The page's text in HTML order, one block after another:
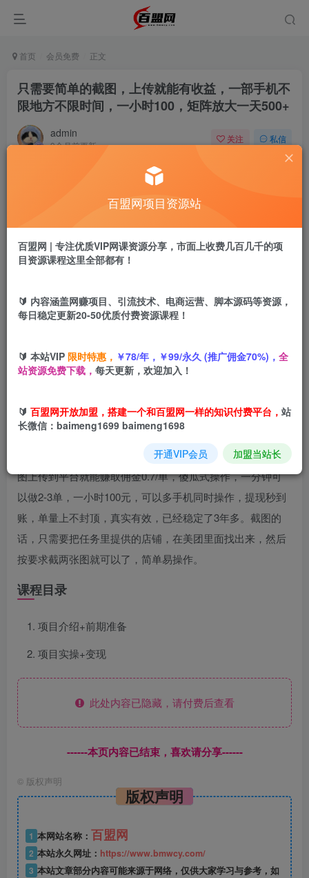
首页 会员免费 正文
只需要简单的截图，上传就能有收益，一部手机不
限地方不限时间，一小时100，矩阵放大一天500+
admin
9个月前更新
关注 私信
盟币 9.9
立即购买
酒店行业为了提升曝光度和搜索权重，部分酒店会在任务平
台发布任务我们只雲要按照要求，去美团或者飞猪APP，截
图上传到平台就能赚取佣金0.7/单，傻瓜式操作，一分钟可
以做2-3单，一小时100元，可以多手机同时操作，提现秒到
账，单量上不封顶，真实有效，已经稳定了3年多。截图的
话，只需要把任务里提供的店铺，在美团里面找出来，然后
按要求截两张图就可以了，简单易操作。
课程目录
项目介绍+前期准备
项目实操+变现
此处内容已隐藏，请付费后查看
------本页内容已结束，喜欢请分享------
© 版权声明
版权声明
1 本网站名称： 百盟网
2 本站永久网址： https://www.bmwcy.com/
3 本站文章部分内容可能来源于网络，仅供大家学习与参考，如
百盟网项目资源站
百盟网 | 专注优质VIP网课资源分享，市面上收费几百几千的项
目资源课程这里全部都有！
🔰 内容涵盖网赚项目、引流技术、电商运营、脚本源码等资源，
每日稳定更新20-50优质付费资源课程！
🔰 本站VIP 限时特惠， ￥78/年，￥99/永久 (推广佣金70%)， 全
站资源免费下载， 每天更新，欢迎加入！
🔰 百盟网开放加盟，搭建一个和百盟网一样的知识付费平台， 站
长微信：baimeng1699 baimeng1698
开通VIP会员 加盟当站长